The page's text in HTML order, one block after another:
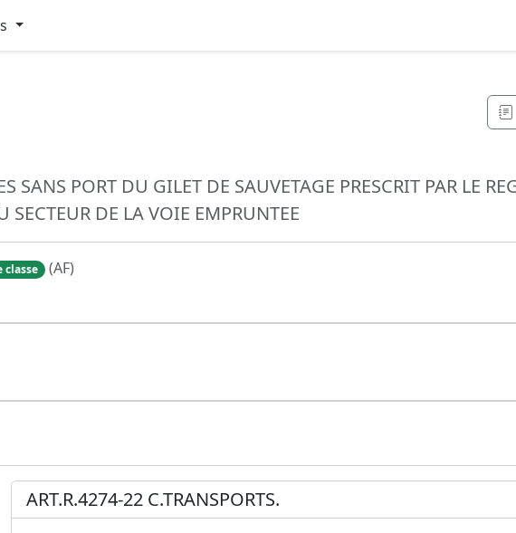
SANS PORT DU GILET DE SAUVETAGE PRESCRIT PAR LE
SECTEUR DE LA VOIE EMPRUNTEE
classe (AF)
ART.R.4274-22 C.TRANSPORTS.